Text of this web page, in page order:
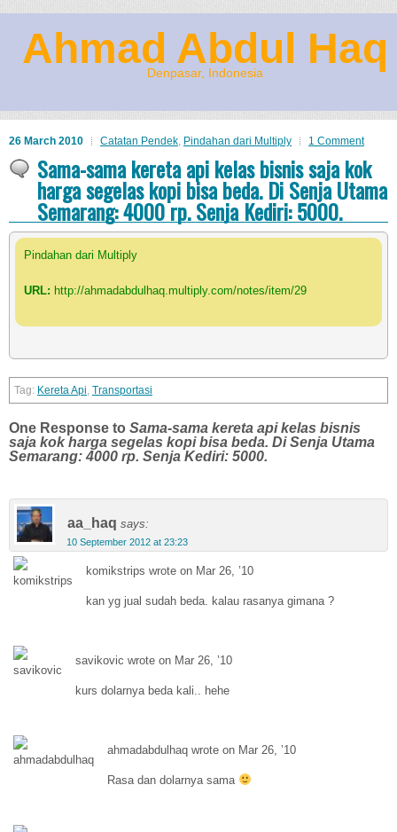
Ahmad Abdul Haq
Denpasar, Indonesia
26 March 2010 Catatan Pendek, Pindahan dari Multiply 1 Comment
Sama-sama kereta api kelas bisnis saja kok
harga segelas kopi bisa beda. Di Senja Utama
Semarang: 4000 rp. Senja Kediri: 5000.
Pindahan dari Multiply
URL: http://ahmadabdulhaq.multiply.com/notes/item/29
Kereta Api, Transportasi
One Response to Sama-sama kereta api kelas bisnis
saja kok harga segelas kopi bisa beda. Di Senja Utama
Semarang: 4000 rp. Senja Kediri: 5000.
aa_haq says:
10 September 2012 at 23:23
komikstrips wrote on Mar 26, ’10
kan yg jual sudah beda. kalau rasanya gimana ?
savikovic wrote on Mar 26, ’10
kurs dolarnya beda kali.. hehe
ahmadabdulhaq wrote on Mar 26, ’10
Rasa dan dolarnya sama